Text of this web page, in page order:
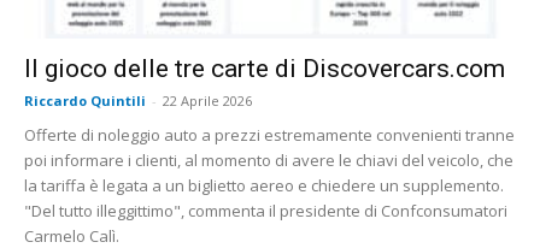
Il gioco delle tre carte di Discovercars.com
Riccardo Quintili - 22 Aprile 2026
Offerte di noleggio auto a prezzi estremamente convenienti tranne
poi informare i clienti, al momento di avere le chiavi del veicolo, che
la tariffa è legata a un biglietto aereo e chiedere un supplemento.
"Del tutto illeggittimo", commenta il presidente di Confconsumatori
Carmelo Calì.